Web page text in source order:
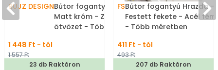
RUJZ DESIGNBútor fogantyú - 529.27 -
Matt króm - Zamak fém
ötvözet - Több méretben
1 448 Ft - tól
1 557 Ft
23 db Raktáron
FSBútor fogantyú Hrazda -
Festett fekete - Acél fém
- Több méretben
bútorfogantyú
411 Ft - tól
493 Ft
207 db Raktáron